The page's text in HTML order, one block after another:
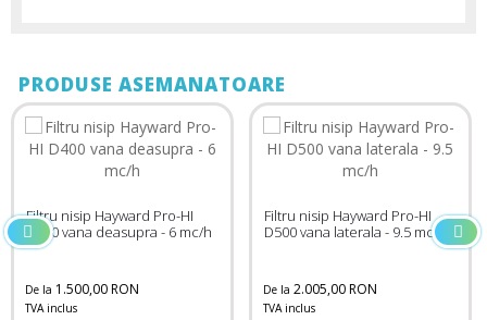
PRODUSE ASEMANATOARE
Filtru nisip Hayward Pro-HI
D400 vana deasupra - 6 mc/h
De la 1.500,00 RON
TVA inclus
Filtru nisip Hayward Pro-HI
D500 vana laterala - 9.5 mc/h
De la 2.005,00 RON
TVA inclus